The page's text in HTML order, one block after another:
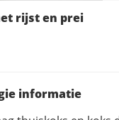
rijst en prei
informatie